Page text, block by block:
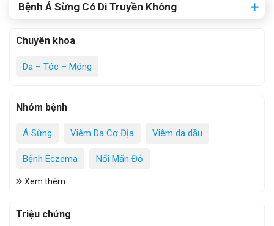
Bệnh Á Sừng Có Di Truyền Không
Chuyên khoa
Da – Tóc – Móng
Nhóm bệnh
Á Sừng Viêm Da Cơ Địa Viêm da dầu
Bệnh Eczema Nổi Mẩn Đỏ
Xem thêm
Triệu chứng